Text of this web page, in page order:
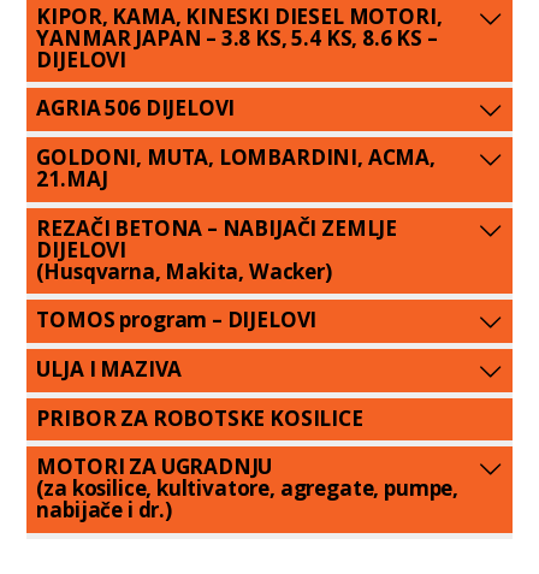
KIPOR, KAMA, KINESKI DIESEL MOTORI,
YANMAR JAPAN – 3.8 KS, 5.4 KS, 8.6 KS –
DIJELOVI
AGRIA 506 DIJELOVI
GOLDONI, MUTA, LOMBARDINI, ACMA,
21.MAJ
REZAČI BETONA – NABIJAČI ZEMLJE
DIJELOVI
(Husqvarna, Makita, Wacker)
TOMOS program – DIJELOVI
ULJA I MAZIVA
PRIBOR ZA ROBOTSKE KOSILICE
MOTORI ZA UGRADNJU
(za kosilice, kultivatore, agregate, pumpe,
nabijače i dr.)